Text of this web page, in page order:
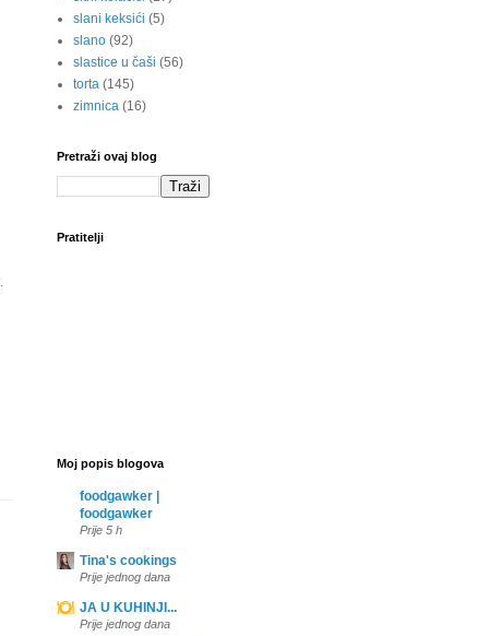
slani keksići (5)
slano (92)
slastice u čaši (56)
torta (145)
zimnica (16)
Pretraži ovaj blog
Pratitelji
Moj popis blogova
foodgawker |
foodgawker
Prije 5 h
Tina's cookings
Prije jednog dana
JA U KUHINJI...
Prije jednog dana